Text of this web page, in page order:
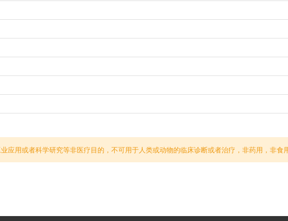
应用或者科学研究等非医疗目的，不可用于人类或动物的临床诊断或者治疗，非药用，非食